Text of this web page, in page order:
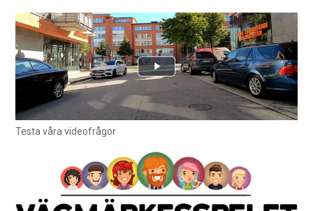
Testa våra videofrågor